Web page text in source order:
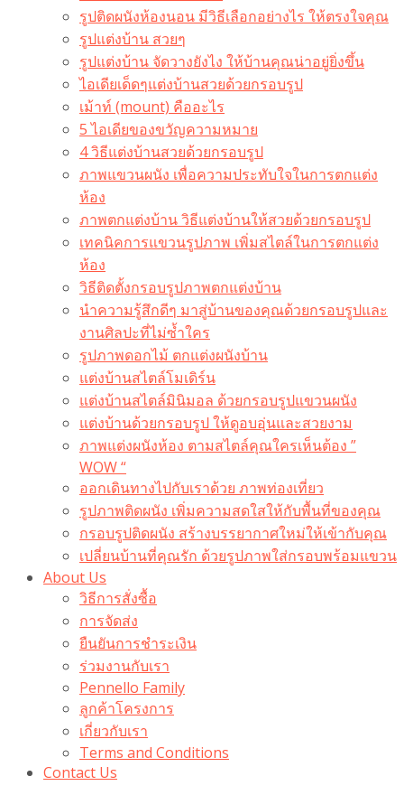
รูปติดผนังห้องนอน มีวิธีเลือกอย่างไร ให้ตรงใจคุณ
รูปแต่งบ้าน สวยๆ
รูปแต่งบ้าน จัดวางยังไง ให้บ้านคุณน่าอยู่ยิ่งขึ้น
ไอเดียเด็ดๆแต่งบ้านสวยด้วยกรอบรูป
เม้าท์ (mount) คืออะไร​
5 ไอเดียของขวัญความหมาย
4 วิธีแต่งบ้านสวยด้วยกรอบรูป
ภาพแขวนผนัง เพื่อความประทับใจในการตกแต่ง
ห้อง
ภาพตกแต่งบ้าน วิธีแต่งบ้านให้สวยด้วยกรอบรูป
เทคนิคการแขวนรูปภาพ เพิ่มสไตล์ในการตกแต่ง
ห้อง
วิธีติดตั้งกรอบรูปภาพตกแต่งบ้าน
นำความรู้สึกดีๆ มาสู่บ้านของคุณด้วยกรอบรูปและ
งานศิลปะที่ไม่ซ้ำใคร
รูปภาพดอกไม้ ตกแต่งผนังบ้าน
แต่งบ้านสไตล์โมเดิร์น
แต่งบ้านสไตล์มินิมอล ด้วยกรอบรูปแขวนผนัง
แต่งบ้านด้วยกรอบรูป ให้ดูอบอุ่นและสวยงาม
ภาพแต่งผนังห้อง ตามสไตล์คุณใครเห็นต้อง ”
WOW “
ออกเดินทางไปกับเราด้วย ภาพท่องเที่ยว
รูปภาพติดผนัง เพิ่มความสดใสให้กับพื้นที่ของคุณ
กรอบรูปติดผนัง สร้างบรรยากาศใหม่ให้เข้ากับคุณ
เปลี่ยนบ้านที่คุณรัก ด้วยรูปภาพใส่กรอบพร้อมแขวน​
About Us
วิธีการสั่งซื้อ
การจัดส่ง
ยืนยันการชำระเงิน
ร่วมงานกับเรา
Pennello Family
ลูกค้าโครงการ
เกี่ยวกับเรา
Terms and Conditions
Contact Us